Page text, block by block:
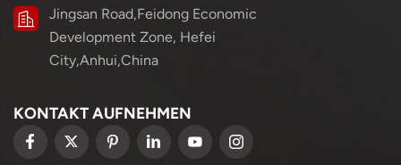
Jingsan Road,Feidong Economic
Development Zone, Hefei
City,Anhui,China
KONTAKT AUFNEHMEN